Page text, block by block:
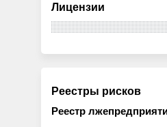
Лицензии
Реестры рисков
Реестр